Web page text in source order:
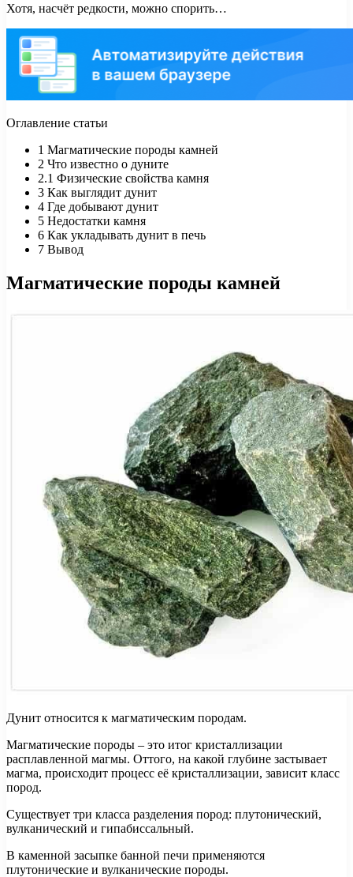
Хотя, насчёт редкости, можно спорить…
Оглавление статьи
1 Магматические породы камней
2 Что известно о дуните
2.1 Физические свойства камня
3 Как выглядит дунит
4 Где добывают дунит
5 Недостатки камня
6 Как укладывать дунит в печь
7 Вывод
Магматические породы камней
Дунит относится к магматическим породам.
Магматические породы – это итог кристаллизации
расплавленной магмы. Оттого, на какой глубине застывает
магма, происходит процесс её кристаллизации, зависит класс
пород.
Существует три класса разделения пород: плутонический,
вулканический и гипабиссальный.
В каменной засыпке банной печи применяются
плутонические и вулканические породы.